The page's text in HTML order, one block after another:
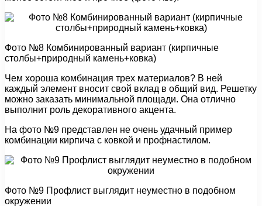
Фото №8 Комбинированный вариант (кирпичные
столбы+природный камень+ковка)
Чем хороша комбинация трех материалов? В ней
каждый элемент вносит свой вклад в общий вид. Решетку
можно заказать минимальной площади. Она отлично
выполнит роль декоративного акцента.
На фото №9 представлен не очень удачный пример
комбинации кирпича с ковкой и профнастилом.
Фото №9 Профлист выглядит неуместно в подобном
окружении